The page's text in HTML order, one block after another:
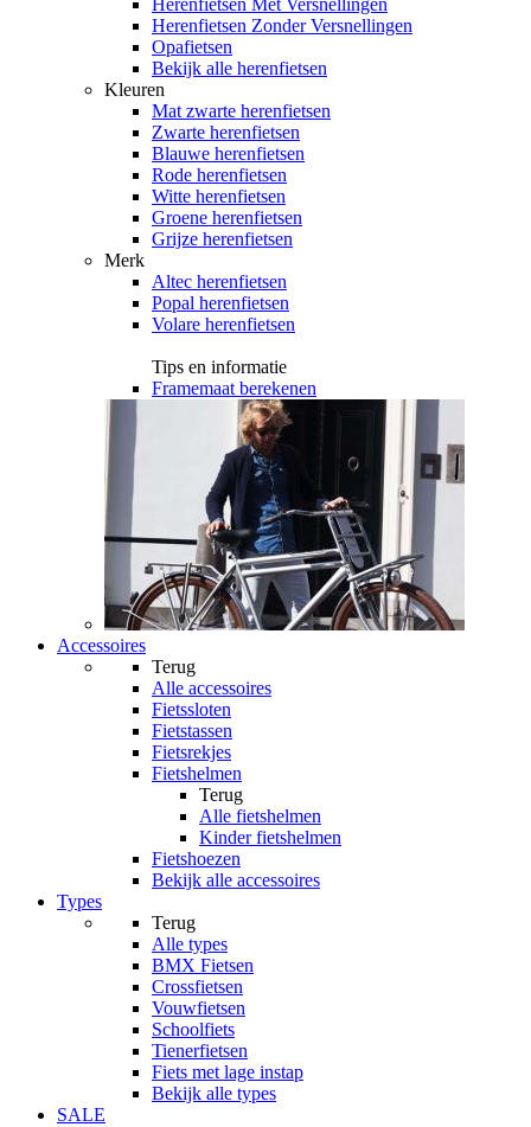
Herenfietsen Met Versnellingen
Herenfietsen Zonder Versnellingen
Opafietsen
Bekijk alle herenfietsen
Kleuren
Mat zwarte herenfietsen
Zwarte herenfietsen
Blauwe herenfietsen
Rode herenfietsen
Witte herenfietsen
Groene herenfietsen
Grijze herenfietsen
Merk
Altec herenfietsen
Popal herenfietsen
Volare herenfietsen
Tips en informatie
Framemaat berekenen
Accessoires
Terug
Alle accessoires
Fietssloten
Fietstassen
Fietsrekjes
Fietshelmen
Terug
Alle fietshelmen
Kinder fietshelmen
Fietshoezen
Bekijk alle accessoires
Types
Terug
Alle types
BMX Fietsen
Crossfietsen
Vouwfietsen
Schoolfiets
Tienerfietsen
Fiets met lage instap
Bekijk alle types
SALE